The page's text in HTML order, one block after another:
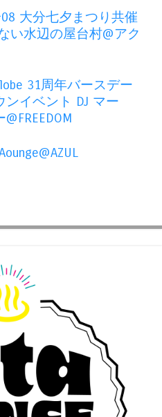
08 大分七夕まつり共催
い水辺の屋台村@アク
31周年バースデー
ンイベント DJ マー